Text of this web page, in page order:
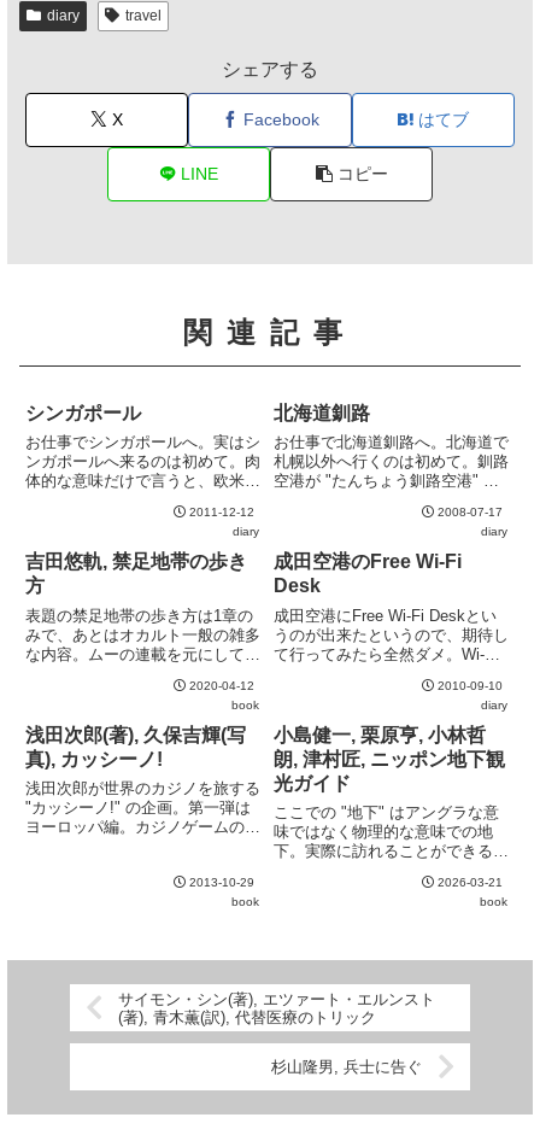
diary travel
シェアする
X Facebook はてブ
LINE コピー
関連記事
シンガポール
お仕事でシンガポールへ。実はシ
ンガポールへ来るのは初めて。肉
体的な意味だけで言うと、欧米に
の直行便が出ているので、成田に
行かなくて良いのがありがたい片
道7時間強のフライトは少々長い
が、時差が1時間しかないので
時...
2011-12-12
diary
北海道釧路
お仕事で北海道釧路へ。北海道で
札幌以外へ行くのは初めて。釧路
空港が "たんちょう釧路空港" と
強くアピールされている。ちなみ
に正式名称は "たんちょうづる"
ではなく "たんちょう"この季節
でも半袖では肌寒いく...
2008-07-17
diary
吉田悠軌, 禁足地帯の歩き
方
表題の禁足地帯の歩き方は1章の
みで、あとはオカルト一般の雑多
な内容。ムーの連載を元にしてい
2020-04-12
book
成田空港のFree Wi-Fi
Desk
成田空港にFree Wi-Fi Deskとい
うのが出来たというので、期待し
て行ってみたら全然ダメ。Wi-Fi
も流れずに時間切れ。 2010-09-10
diary
浅田次郎(著), 久保吉輝(写
真), カッシーノ!
浅田次郎が世界のカジノを旅する
"カッシーノ!" の企画。第一弾は
ヨーロッパ編。カジノゲームの勝
ギャンブラーの心意気、著者の人
生観は嫌というほど伝わってく
2013-10-29
book
小島健一, 栗原亨, 小林哲
朗, 津村匠, ニッポン地下観
光ガイド
ここでの "地下" はアングラな意
味ではなく物理的な意味での地
下。実際に訪れることができる施
のも多い。各施設の写真も美麗
2026-03-21
book
サイモン・シン(著), エツァート・エルンスト
(著), 青木薫(訳), 代替医療のトリック
杉山隆男, 兵士に告ぐ